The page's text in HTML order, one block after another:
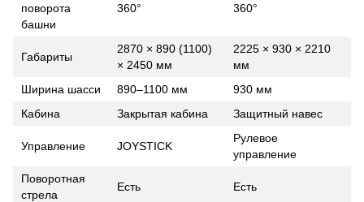
поворота
башни
360° 360°
Габариты
2870 × 890 (1100)
× 2450 мм
2225 × 930 × 2210
мм
Ширина шасси
890–1100 мм
930 мм
Кабина
Закрытая кабина Защитный навес
Управление JOYSTICK
Рулевое
управление
Поворотная
стрела
Есть Есть